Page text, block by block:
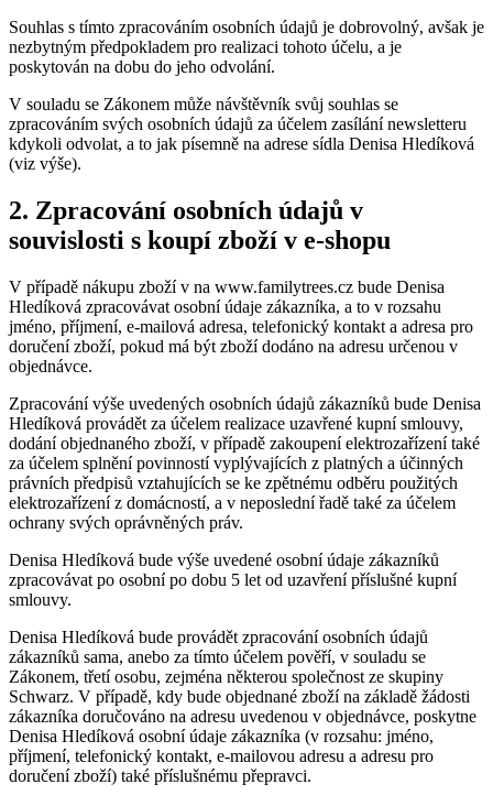
Souhlas s tímto zpracováním osobních údajů je dobrovolný, avšak je
nezbytným předpokladem pro realizaci tohoto účelu, a je
poskytován na dobu do jeho odvolání.
V souladu se Zákonem může návštěvník svůj souhlas se
zpracováním svých osobních údajů za účelem zasílání newsletteru
kdykoli odvolat, a to jak písemně na adrese sídla Denisa Hledíková
(viz výše).
2. Zpracování osobních údajů v
souvislosti s koupí zboží v e-shopu
V případě nákupu zboží v na www.familytrees.cz bude Denisa
Hledíková zpracovávat osobní údaje zákazníka, a to v rozsahu
jméno, příjmení, e-mailová adresa, telefonický kontakt a adresa pro
doručení zboží, pokud má být zboží dodáno na adresu určenou v
objednávce.
Zpracování výše uvedených osobních údajů zákazníků bude Denisa
Hledíková provádět za účelem realizace uzavřené kupní smlouvy,
dodání objednaného zboží, v případě zakoupení elektrozařízení také
za účelem splnění povinností vyplývajících z platných a účinných
právních předpisů vztahujících se ke zpětnému odběru použitých
elektrozařízení z domácností, a v neposlední řadě také za účelem
ochrany svých oprávněných práv.
Denisa Hledíková bude výše uvedené osobní údaje zákazníků
zpracovávat po osobní po dobu 5 let od uzavření příslušné kupní
smlouvy.
Denisa Hledíková bude provádět zpracování osobních údajů
zákazníků sama, anebo za tímto účelem pověří, v souladu se
Zákonem, třetí osobu, zejména některou společnost ze skupiny
Schwarz. V případě, kdy bude objednané zboží na základě žádosti
zákazníka doručováno na adresu uvedenou v objednávce, poskytne
Denisa Hledíková osobní údaje zákazníka (v rozsahu: jméno,
příjmení, telefonický kontakt, e-mailovou adresu a adresu pro
doručení zboží) také příslušnému přepravci.